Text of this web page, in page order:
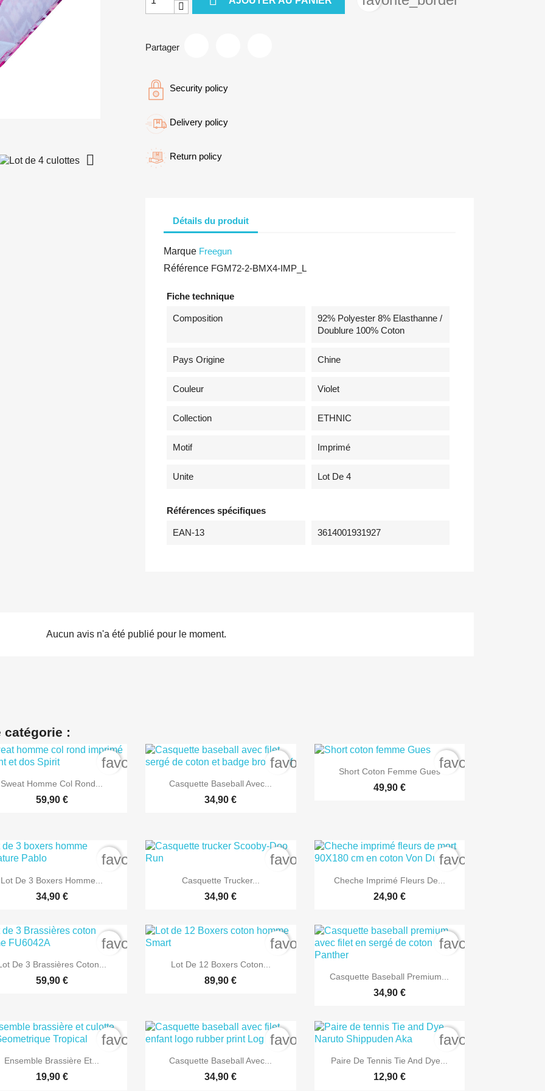

Partager
Security policy
Delivery policy
Return policy
Détails du produit
Marque Freegun
Référence FGM72-2-BMX4-IMP_L
Fiche technique
Composition
92% Polyester 8% Elasthanne /
Doublure 100% Coton
Pays Origine Chine
Couleur Violet
Collection ETHNIC
Motif Imprimé
Unite Lot De 4
Références spécifiques
EAN-13 3614001931927
Aucun avis n'a été publié pour le moment.
catégorie :
 Aperçu rapide
Sweat Homme Col Rond...
59,90 €
favorite_border
 Aperçu rapide
Casquette Baseball Avec...
34,90 €
favorite_border Aperçu rapide
Short Coton Femme Gues
49,90 €
favorite_border
 Aperçu rapide
Lot De 3 Boxers Homme...
34,90 €
favorite_border
 Aperçu rapide
Casquette Trucker...
34,90 €
favorite_border
 Aperçu rapide
Cheche Imprimé Fleurs De...
24,90 €
favorite_border
 Aperçu rapide
De 3 Brassières Coton...
59,90 €
favorite_border
 Aperçu rapide
Lot De 12 Boxers Coton...
89,90 €
favorite_border
 Aperçu rapide
Casquette Baseball Premium...
34,90 €
favorite_border
 Aperçu rapide
Ensemble Brassière Et...
19,90 €
favorite_border
 Aperçu rapide
Casquette Baseball Avec...
34,90 €
favorite_border
 Aperçu rapide
Paire De Tennis Tie And Dye...
12,90 €
favorite_border